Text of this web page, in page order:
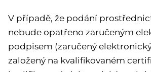
V případě, že podání
nebude opatřeno zaručeným
podpisem (zaručený
založený na kvalifikovaném